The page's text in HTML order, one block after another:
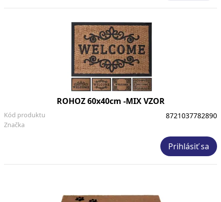
ROHOZ 60x40cm -MIX VZOR
Značka
Kód produktu 8721037782890
Prihlásiť sa